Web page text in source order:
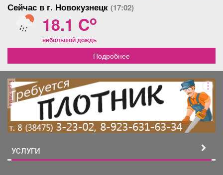
Сейчас в г. Новокузнецк (17:02)
18.1 Co
небольшой дождь
Подробнее
реклама
УСЛУГИ